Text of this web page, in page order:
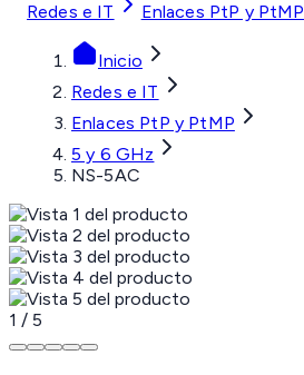
Redes e IT Enlaces PtP y PtMP
Inicio
Redes e IT
Enlaces PtP y PtMP
5 y 6 GHz
NS-5AC
1 / 5